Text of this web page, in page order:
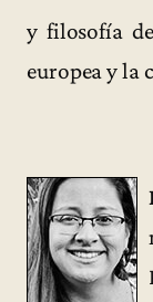
y filosofía
europea y la